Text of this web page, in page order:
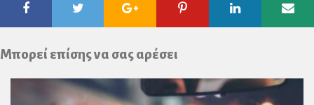
FacebookTwitter Google
Plus
Pinterest Linkedin
Μπορεί επίσης να σας αρέσει